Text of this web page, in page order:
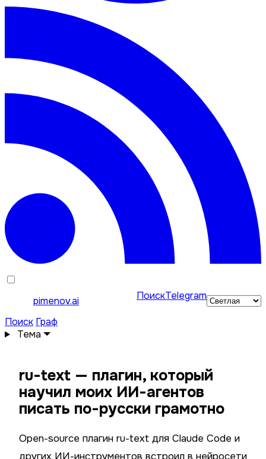
pimenov.ai ПоискTelegram
Поиск Граф
Тема
ru-text — плагин, который
научил моих ИИ-агентов
писать по-русски грамотно
Open-source плагин ru-text для Claude Code и